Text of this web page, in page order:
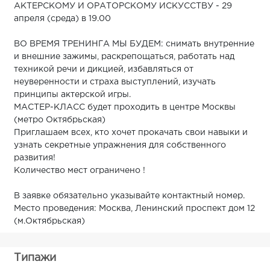
АКТЕРСКОМУ И ОРАТОРСКОМУ ИСКУССТВУ - 29
апреля (среда) в 19.00
ВО ВРЕМЯ ТРЕНИНГА МЫ БУДЕМ: снимать внутренние
и внешние зажимы, раскрепощаться, работать над
техникой речи и дикцией, избавляться от
неуверенности и страха выступлений, изучать
принципы актерской игры.
МАСТЕР-КЛАСС будет проходить в центре Москвы
(метро Октябрьская)
Приглашаем всех, кто хочет прокачать свои навыки и
узнать секретные упражнения для собственного
развития!
Количество мест ограничено !
В заявке обязательно указывайте контактный номер.
Место проведения: Москва, Ленинский проспект дом 12
(м.Октябрьская)
Типажи